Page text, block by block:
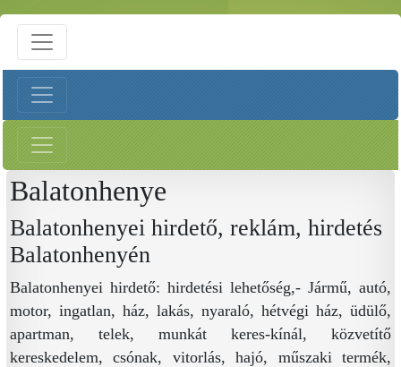
Balatonhenye
Balatonhenyei hirdető, reklám, hirdetés
Balatonhenyén
Balatonhenyei hirdető: hirdetési lehetőség,- Jármű, autó,
motor, ingatlan, ház, lakás, nyaraló, hétvégi ház, üdülő,
apartman, telek, munkát keres-kínál, közvetítő
kereskedelem, csónak, vitorlás, hajó, műszaki termék,